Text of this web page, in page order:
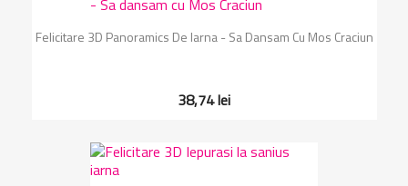
Felicitare 3D Panoramics De Iarna - Sa Dansam Cu Mos Craciun
38,74 lei